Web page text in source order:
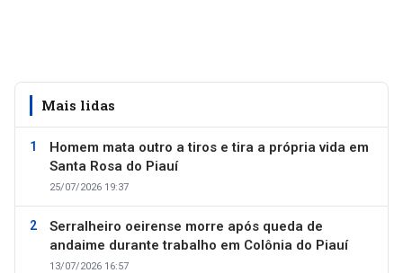
Mais lidas
Homem mata outro a tiros e tira a própria vida em
Santa Rosa do Piauí
25/07/2026 19:37
Serralheiro oeirense morre após queda de
andaime durante trabalho em Colônia do Piauí
13/07/2026 16:57